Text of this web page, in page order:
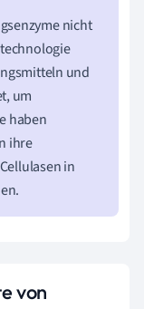
nicht
und
um
haben
ihre
in
von